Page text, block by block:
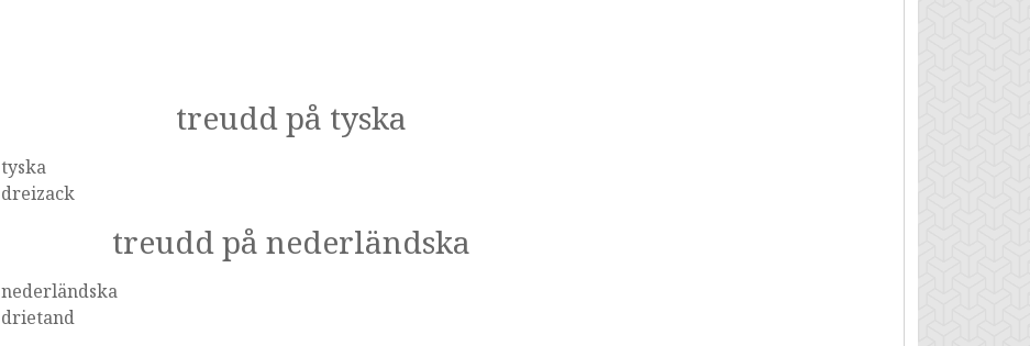
treudd på tyska
tyska
dreizack
treudd på nederländska
nederländska
drietand